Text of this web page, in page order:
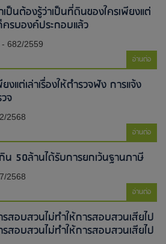
ป็นต้องรู้ว่าเป็นที่ดินของใครเพียงแต่
รบองค์ประกอบแล้ว
682/2559
อ่านต่อ
งแต่เล่าเรื่องให้ตำรวจฟัง การแจ้ง
จ
2568
อ่านต่อ
น 50ล้านได้รับการยกเว้นฐานภาษี
2568
อ่านต่อ
อบสวนไม่ทำให้การสอบสวนเสียไป​
อบสวนไม่ทำให้การสอบสวนเสียไป​